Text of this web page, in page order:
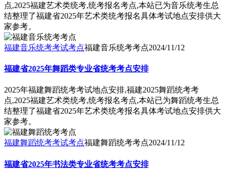
点,2025福建艺术类统考,统考报名考点,本站已为音乐统考生总
结整理了福建省2025年艺术类统考报名具体考试地点安排供大
家参考。
福建音乐统考考试考点福建音乐统考考点2024/11/12
福建省2025年舞蹈类专业省统考考点安排
2025年福建舞蹈统考考试地点安排,福建2025舞蹈统考考
点,2025福建艺术类统考,统考报名考点,本站已为舞蹈统考生总
结整理了福建省2025年艺术类统考报名具体考试地点安排供大
家参考。
福建舞蹈统考考试考点福建舞蹈统考考点2024/11/12
福建省2025年书法类专业省统考考点安排